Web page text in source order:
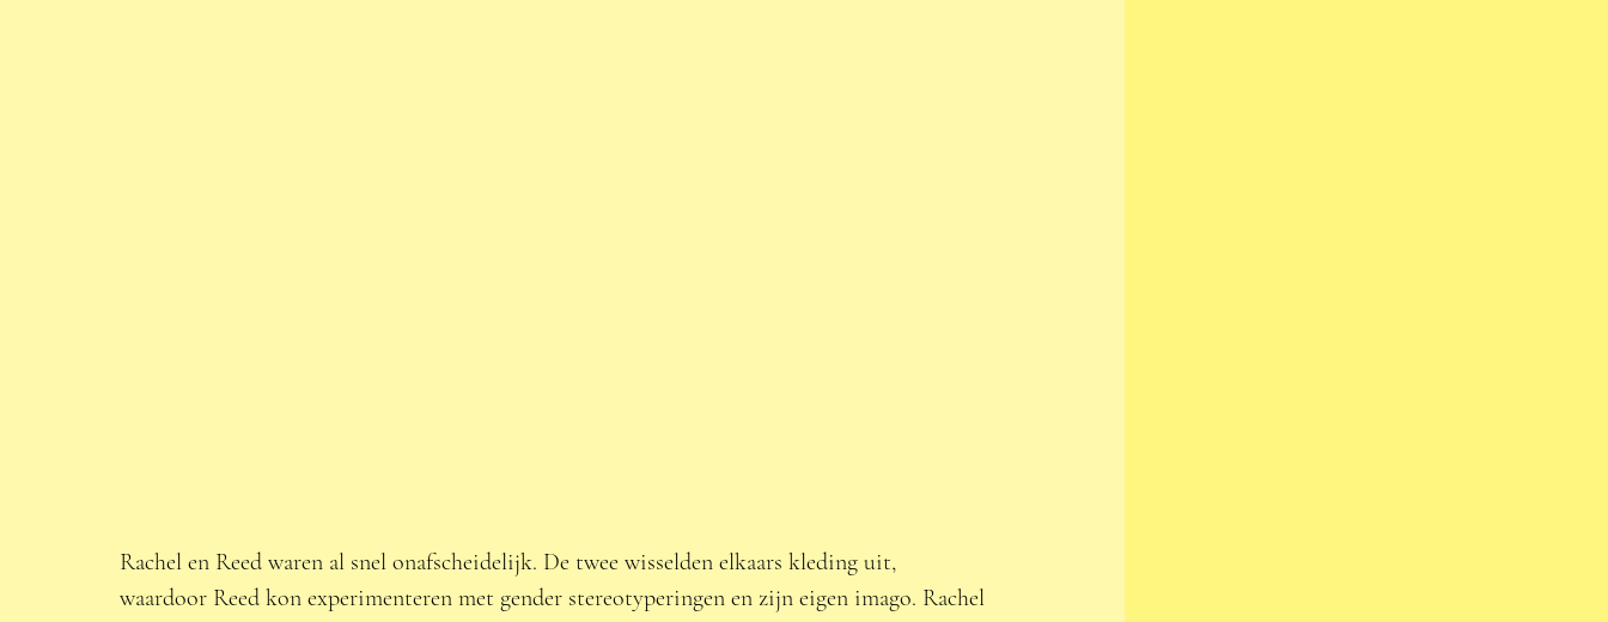
Rachel en Reed waren al snel onafscheidelijk. De twee wisselden elkaars kleding uit,
waardoor Reed kon experimenteren met gender stereotyperingen en zijn eigen imago. Rachel